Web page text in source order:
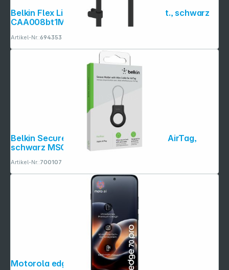
Belkin Flex Lightning/USB-A 1m mfi zert., schwarz
CAA008bt1MBK
Artikel-Nr.:694353
Belkin Secure Holder Drahtschl. Apple AirTag,
schwarz MSC009btBK
Artikel-Nr.:700107
Motorola edge 70 pro PANTONE titan
Folgen Sie uns auf